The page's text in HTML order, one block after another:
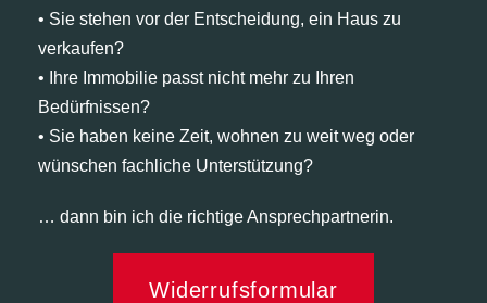
• Sie stehen vor der Entscheidung, ein Haus zu
verkaufen?
• Ihre Immobilie passt nicht mehr zu Ihren
Bedürfnissen?
• Sie haben keine Zeit, wohnen zu weit weg oder
wünschen fachliche Unterstützung?
… dann bin ich die richtige Ansprechpartnerin.
Widerrufsformular